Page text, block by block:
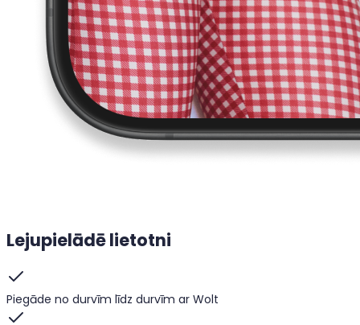
Lejupielādē lietotni
Piegāde no durvīm līdz durvīm ar Wolt